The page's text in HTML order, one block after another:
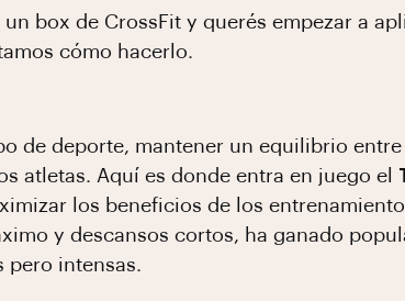
un box de CrossFit y querés empezar a
cómo hacerlo.
de deporte, mantener un equilibrio
atletas. Aquí es donde entra en juego el
los beneficios de los
y descansos cortos, ha ganado
pero intensas.